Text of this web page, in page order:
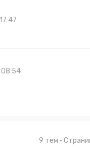
9 тем •